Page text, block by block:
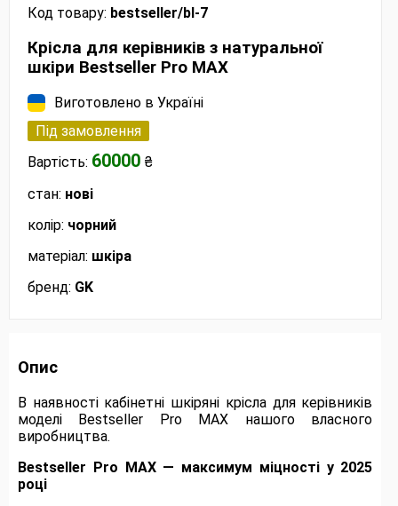
Код товару: bestseller/bl-7
Крісла для керівників з натуральної
шкіри Bestseller Pro MAX
Виготовлено в Україні
Під замовлення
Вартість: 60000 ₴
стан: нові
колір: чорний
матеріал: шкіра
бренд: GK
Опис
В наявності кабінетні шкіряні крісла для керівників
моделі Bestseller Pro MAX нашого власного
виробництва.
Bestseller Pro MAX — максимум міцності у 2025
році